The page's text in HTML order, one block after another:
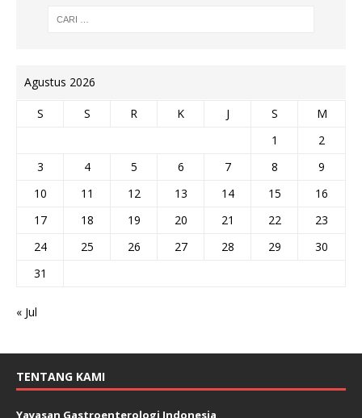
Agustus 2026
S S R K J S
M
1
2
3
4 5 6 7 8
9
10
11 12 13 14 15
16
17
18 19 20 21 22
23
24
25 26 27 28 29
30
31
« Jul
TENTANG KAMI
Yayasan Gastroenterologi Indonesia